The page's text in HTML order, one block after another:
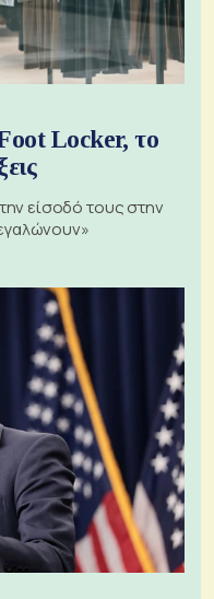
Locker, το
είσοδό τους στην